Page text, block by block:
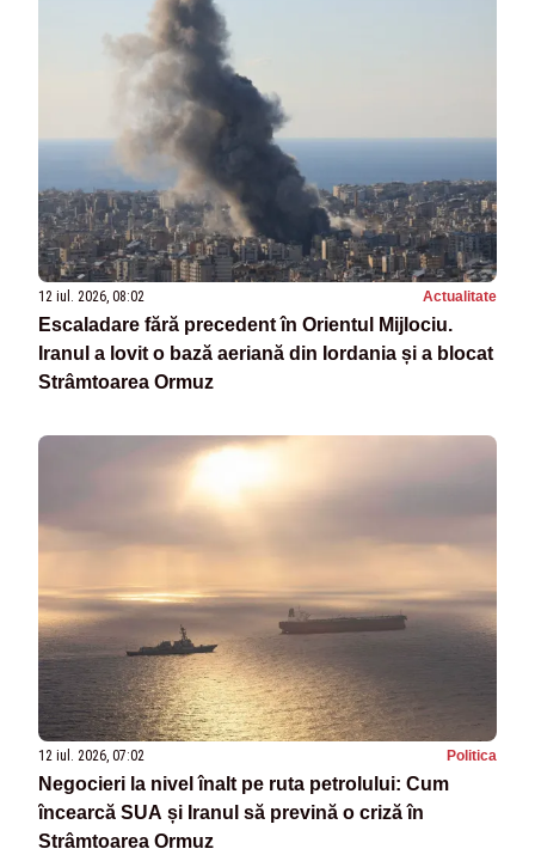
12 iul. 2026, 08:02 Actualitate
Escaladare fără precedent în Orientul Mijlociu.
Iranul a lovit o bază aeriană din Iordania și a blocat
Strâmtoarea Ormuz
12 iul. 2026, 07:02 Politica
Negocieri la nivel înalt pe ruta petrolului: Cum
încearcă SUA și Iranul să prevină o criză în
Strâmtoarea Ormuz